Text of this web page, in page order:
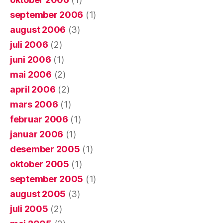
september 2006 (1)
august 2006 (3)
juli 2006 (2)
juni 2006 (1)
mai 2006 (2)
april 2006 (2)
mars 2006 (1)
februar 2006 (1)
januar 2006 (1)
desember 2005 (1)
oktober 2005 (1)
september 2005 (1)
august 2005 (3)
juli 2005 (2)